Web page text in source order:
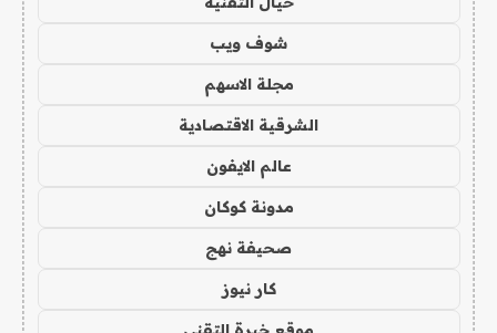
شوف ويب
مجلة الاسهم
الشرقية الاقتصادية
عالم الايفون
مدونة كوكان
صحيفة نهج
كار نيوز